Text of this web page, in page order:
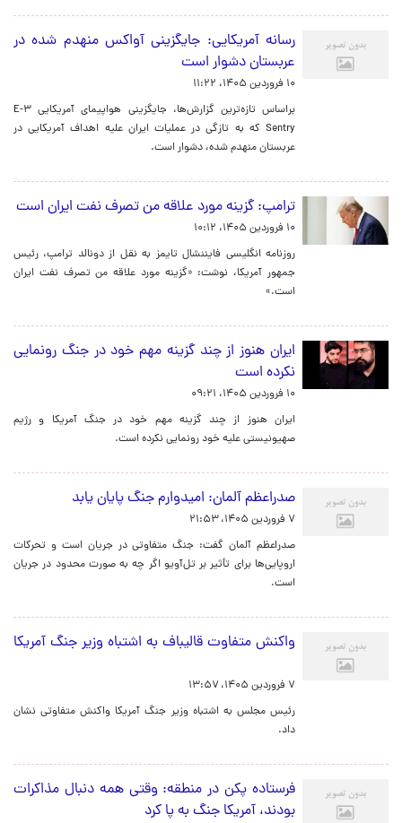
رسانه آمریکایی: جایگزینی آواکس منهدم شده در
عربستان دشوار است
۱۰ فروردین ۱۴۰۵، ۱۱:۲۲
براساس تازه‌ترین گزارش‌ها، جایگزینی هواپیمای آمریکایی E-۳
Sentry که به تازگی در عملیات ایران علیه اهداف آمریکایی در
عربستان منهدم شده، دشوار است.
ترامپ: گزینه مورد علاقه من تصرف نفت ایران است
۱۰ فروردین ۱۴۰۵، ۱۰:۱۲
روزنامه انگلیسی فایننشال تایمز به نقل از دونالد ترامپ، رئیس
جمهور آمریکا، نوشت: «گزینه مورد علاقه من تصرف نفت ایران
است.»
ایران هنوز از چند گزینه مهم خود در جنگ رونمایی
نکرده است
۱۰ فروردین ۱۴۰۵، ۰۹:۲۱
ایران هنوز از چند گزینه مهم خود در جنگ آمریکا و رژیم
صهیونیستی علیه خود رونمایی نکرده است.
صدراعظم آلمان: امیدوارم جنگ پایان یابد
۷ فروردین ۱۴۰۵، ۲۱:۵۳
صدراعظم آلمان گفت: جنگ متفاوتی در جریان است و تحرکات
اروپایی‌ها برای تأثیر بر تل‌آویو اگر چه به صورت محدود در جریان
است.
واکنش متفاوت قالیباف به اشتباه وزیر جنگ آمریکا
۷ فروردین ۱۴۰۵، ۱۳:۵۷
رئیس مجلس به اشتباه وزیر جنگ آمریکا واکنش متفاوتی نشان
داد.
فرستاده پکن در منطقه: وقتی همه دنبال مذاکرات
بودند، آمریکا جنگ به پا کرد